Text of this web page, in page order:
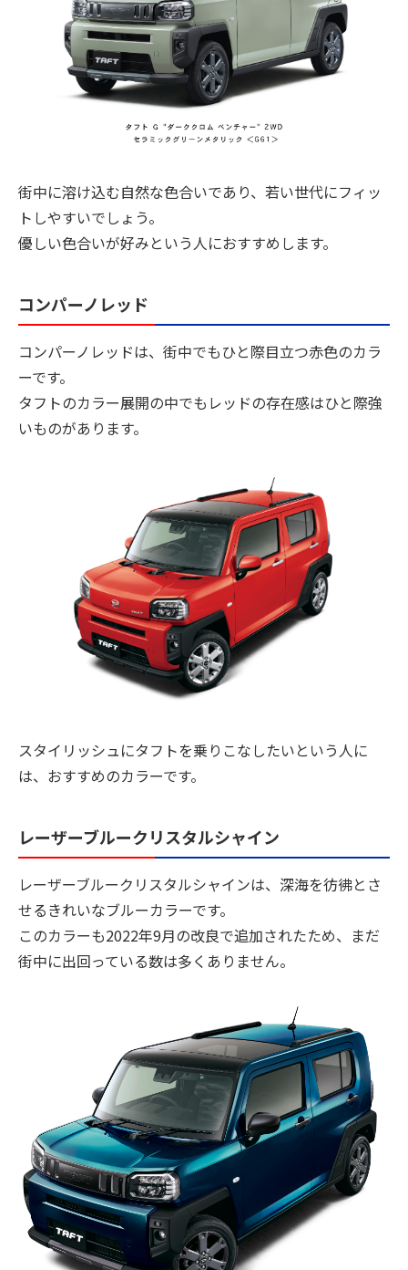
街中に溶け込む自然な色合いであり、若い世代にフィッ
トしやすいでしょう。
優しい色合いが好みという人におすすめします。
コンパーノレッド
コンパーノレッドは、街中でもひと際目立つ赤色のカラ
ーです。
タフトのカラー展開の中でもレッドの存在感はひと際強
いものがあります。
スタイリッシュにタフトを乗りこなしたいという人に
は、おすすめのカラーです。
レーザーブルークリスタルシャイン
レーザーブルークリスタルシャインは、深海を彷彿とさ
せるきれいなブルーカラーです。
このカラーも2022年9月の改良で追加されたため、まだ
街中に出回っている数は多くありません。